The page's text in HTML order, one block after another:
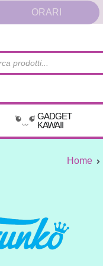
ORARI
GADGET
KAWAII
Home